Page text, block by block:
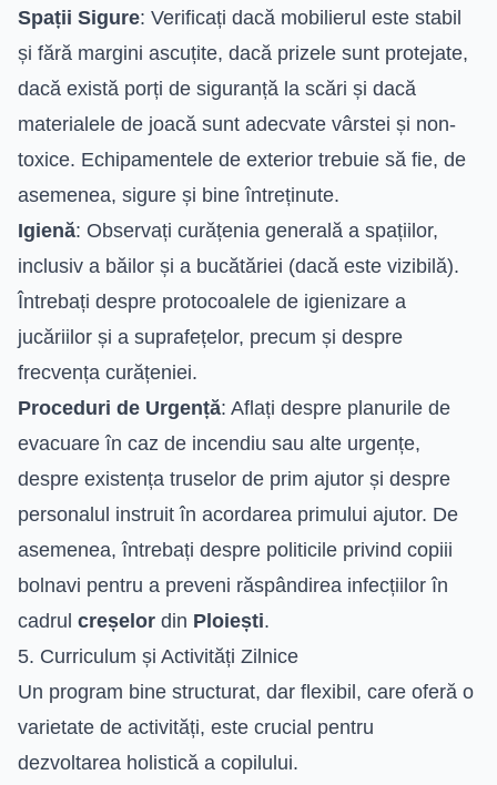
Spații Sigure: Verificați dacă mobilierul este stabil
și fără margini ascuțite, dacă prizele sunt protejate,
dacă există porți de siguranță la scări și dacă
materialele de joacă sunt adecvate vârstei și non-
toxice. Echipamentele de exterior trebuie să fie, de
asemenea, sigure și bine întreținute.
Igienă: Observați curățenia generală a spațiilor,
inclusiv a băilor și a bucătăriei (dacă este vizibilă).
Întrebați despre protocoalele de igienizare a
jucăriilor și a suprafețelor, precum și despre
frecvența curățeniei.
Proceduri de Urgență: Aflați despre planurile de
evacuare în caz de incendiu sau alte urgențe,
despre existența truselor de prim ajutor și despre
personalul instruit în acordarea primului ajutor. De
asemenea, întrebați despre politicile privind copiii
bolnavi pentru a preveni răspândirea infecțiilor în
cadrul creșelor din Ploiești.
5. Curriculum și Activități Zilnice
Un program bine structurat, dar flexibil, care oferă o
varietate de activități, este crucial pentru
dezvoltarea holistică a copilului.